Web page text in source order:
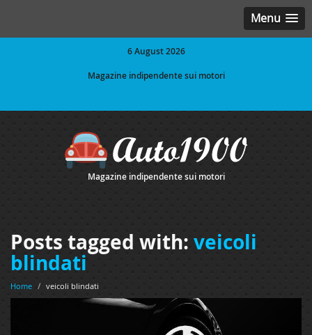
Menu
6 August 2026
Magazine indipendente sui motori
Magazine indipendente sui motori
Posts tagged with: veicoli
blindati
Home / veicoli blindati